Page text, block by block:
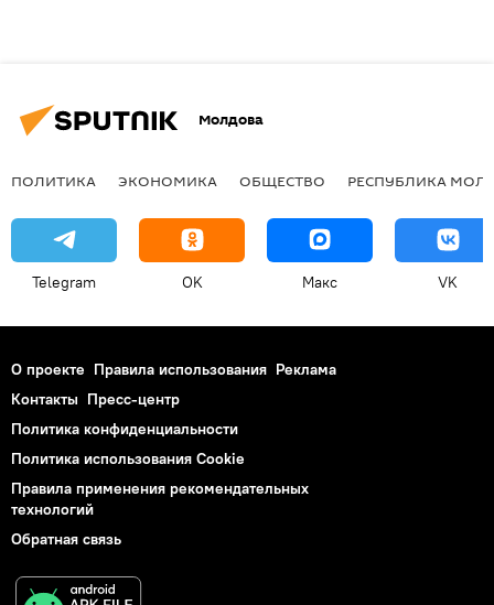
Молдова
ПОЛИТИКА ЭКОНОМИКА ОБЩЕСТВО РЕСПУБЛИКА
Telegram OK Макс VK
О проекте Правила использования Реклама
Контакты Пресс-центр
Политика конфиденциальности
Политика использования Cookie
Правила применения рекомендательных
технологий
Обратная связь